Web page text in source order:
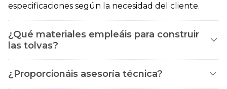
especificaciones según la necesidad del cliente.
¿Qué materiales empleáis para construir
las tolvas?
¿Proporcionáis asesoría técnica?